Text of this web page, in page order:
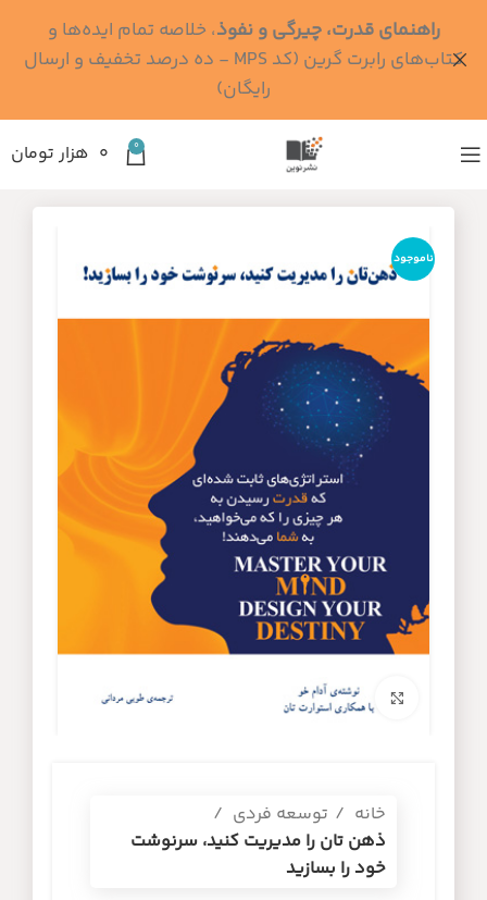
0 ۰ هزار تومان
ناموجود
برای بزرگنمایی کلیک کنید
خانه
توسعه فردی
ذهن تان را مدیریت کنید، سرنوشت
خود را بسازید
راهنمای قدرت، چیرگی و نفوذ، خلاصه تمام ایده‌ها و
کتاب‌های رابرت گرین (کد MPS - ده درصد تخفیف و ارسال
رایگان)